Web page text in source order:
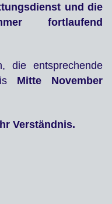
und die
fortlaufend
die entsprechende
Mitte November
Verständnis.